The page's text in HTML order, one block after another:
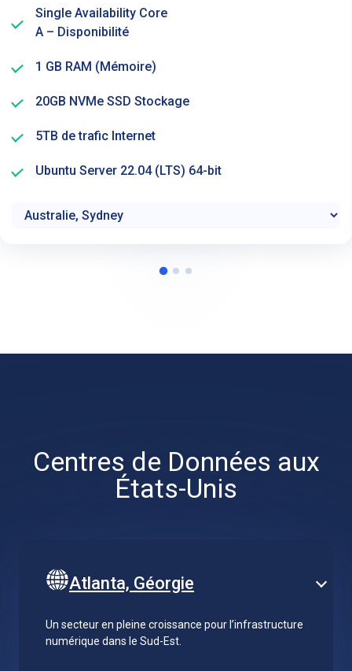
Single Availability Core
A – Disponibilité
1 GB RAM (Mémoire)
20GB NVMe SSD Stockage
5TB de trafic Internet
Ubuntu Server 22.04 (LTS) 64-bit
Centres de Données aux
États-Unis
Atlanta, Géorgie
Un secteur en pleine croissance pour l’infrastructure
numérique dans le Sud-Est.